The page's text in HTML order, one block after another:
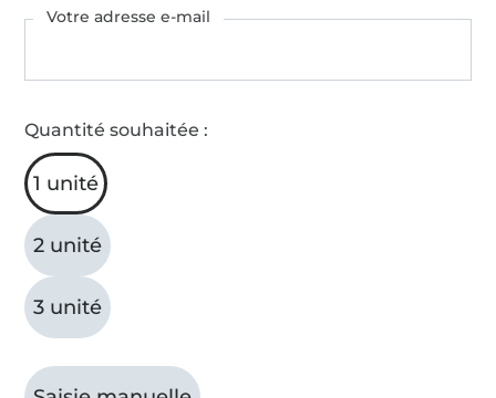
Votre adresse e-mail
Quantité souhaitée :
1 unité
2 unité
3 unité